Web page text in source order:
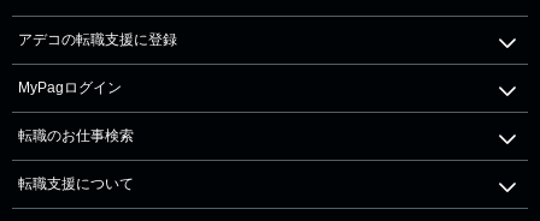
アデコの転職支援に登録
MyPagログイン
転職のお仕事検索
転職支援について